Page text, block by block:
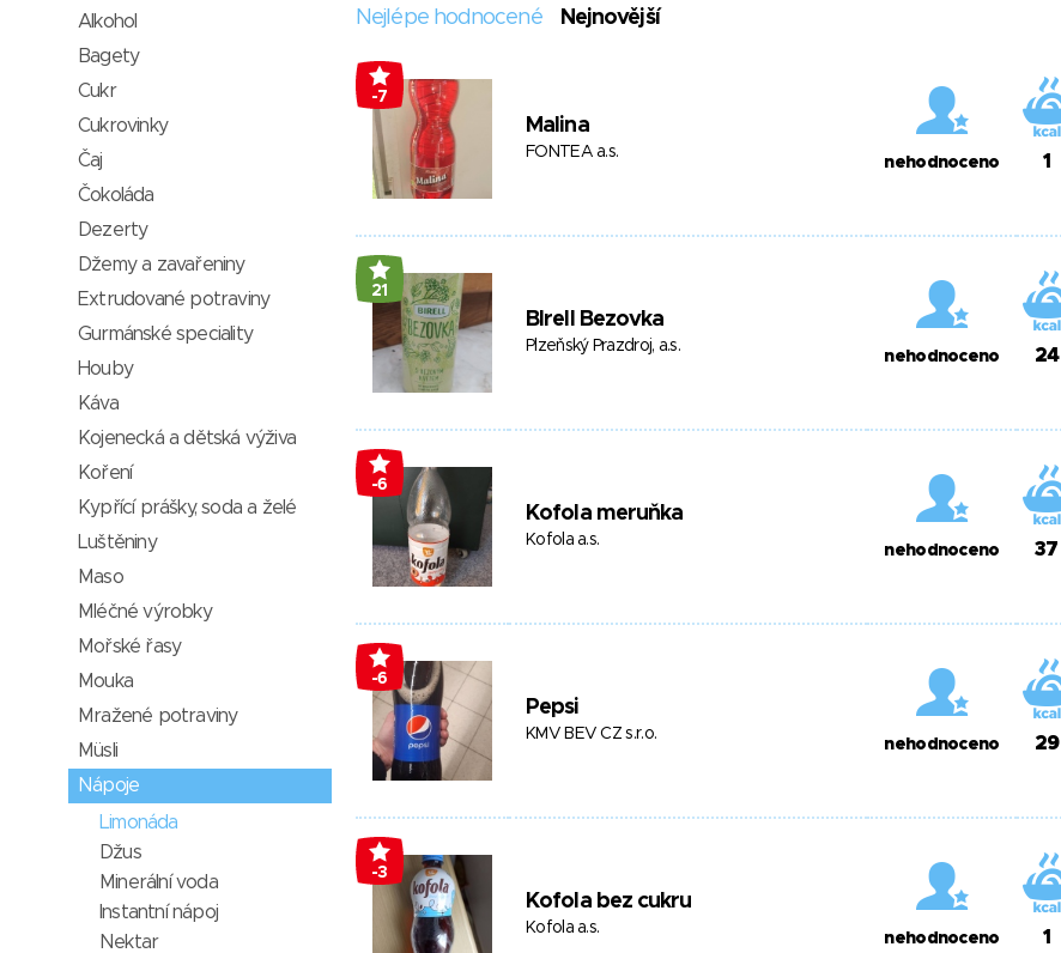
Nejlépe hodnocené Nejnovější
-7
Malina
FONTEA a.s.
nehodnoceno 1
21
BIrell Bezovka
Plzeňský Prazdroj, a.s.
nehodnoceno 24
-6
Kofola meruňka
Kofola a.s.
nehodnoceno 37
-6
Pepsi
KMV BEV CZ s.r.o.
nehodnoceno 29
-3
Kofola bez cukru
Kofola a.s.
nehodnoceno 1
Alkohol
Bagety
Cukr
Cukrovinky
Čaj
Čokoláda
Dezerty
Džemy a zavařeniny
Extrudované potraviny
Gurmánské speciality
Houby
Káva
Kojenecká a dětská výživa
Koření
Kypřící prášky, soda a želé
Luštěniny
Maso
Mléčné výrobky
Mořské řasy
Mouka
Mražené potraviny
Müsli
Nápoje
Limonáda
Džus
Minerální voda
Instantní nápoj
Nektar